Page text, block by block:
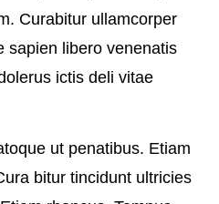
Curabitur ullamcorper
sapien libero venenatis
ictis deli vitae
ut penatibus. Etiam
bitur tincidunt ultricies